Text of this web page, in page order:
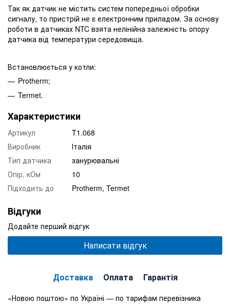
Так як датчик не містить систем попередньої обробки
сигналу, то пристрій не є електронним приладом. За основу
роботи в датчиках NTC взята нелінійна залежність опору
датчика від температури середовища.
Встановлюється у котли:
Protherm;
Termet.
Характеристики
Артикул
T1.068
Виробник
Італія
Тип датчика
занурювальні
Опір, кОм
10
Підходить до
Protherm, Termet
Відгуки
Додайте перший відгук
Написати відгук
Доставка Оплата Гарантія
«Новою поштою» по Україні — по тарифам перевізника